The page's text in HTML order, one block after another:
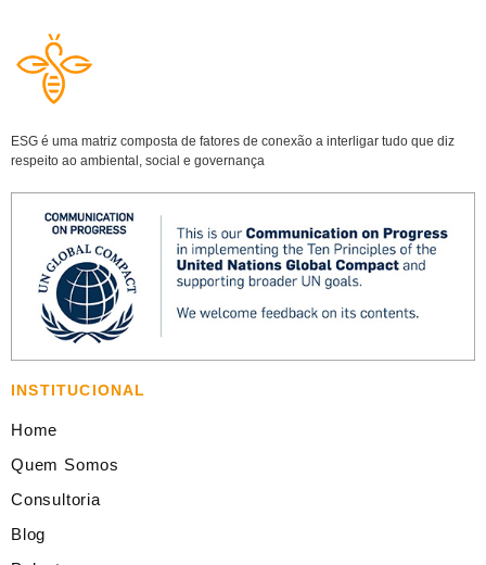
ESG é uma matriz composta de fatores de conexão a interligar tudo que diz
respeito ao ambiental, social e governança
INSTITUCIONAL
Home
Quem Somos
Consultoria
Blog